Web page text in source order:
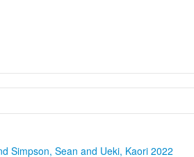
Simpson, Sean and Ueki, Kaori 2022